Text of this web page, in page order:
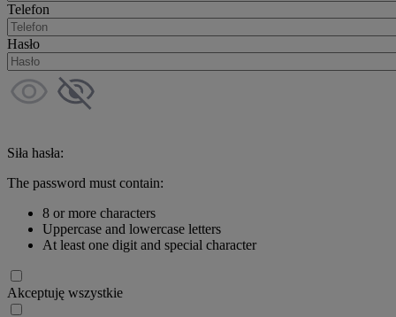
Telefon
Hasło
Siła hasła:
The password must contain:
8 or more characters
Uppercase and lowercase letters
At least one digit and special character
Akceptuję wszystkie